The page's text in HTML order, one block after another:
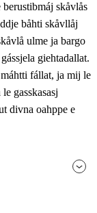
skåvlås
båhti skåvllåj
ulme ja bargo
giehtadallat.
fállat, ja mij le
gasskasasj
divna oahppe e